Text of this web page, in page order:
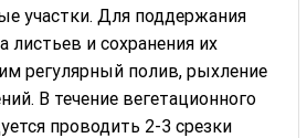
участки. Для поддержания
листьев и сохранения их
регулярный полив, рыхление
В течение вегетационного
проводить 2-3 срезки